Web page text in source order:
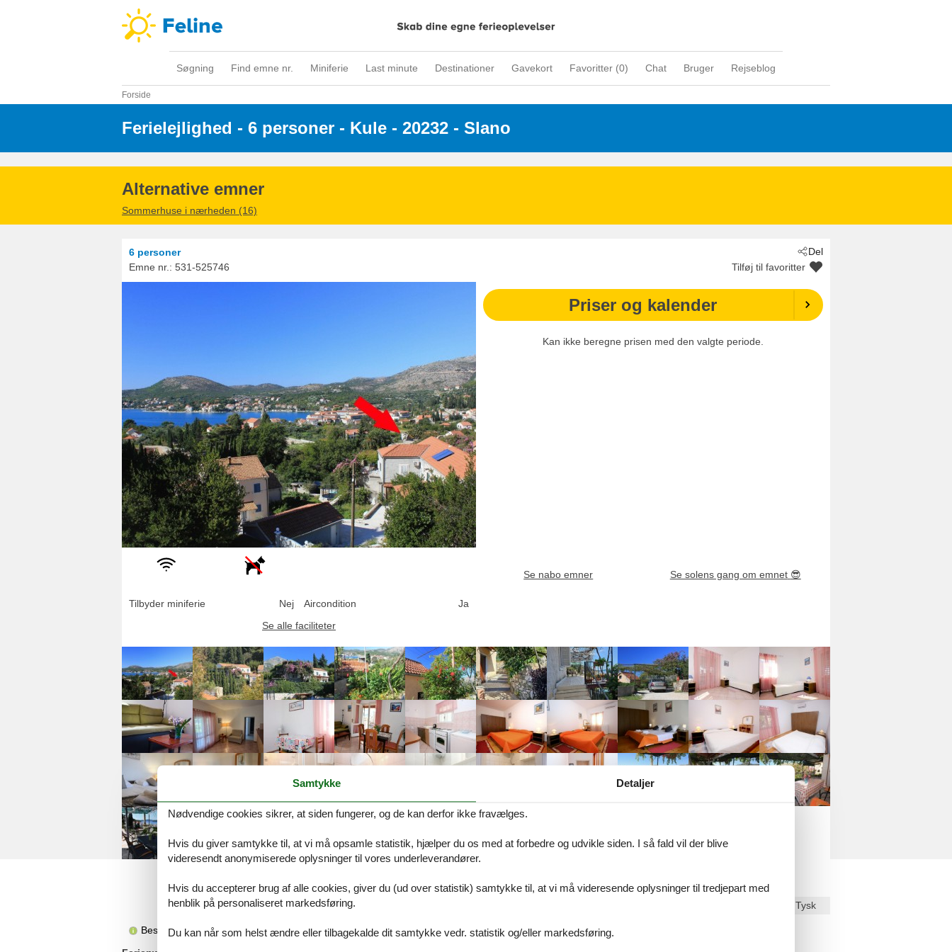
Søgning Find emne nr. Miniferie Last minute Destinationer Gavekort Favoritter (0) Chat Bruger Rejseblog
Forside
Ferielejlighed - 6 personer - Kule - 20232 - Slano
Alternative emner
Sommerhuse i nærheden (16)
Del
6 personer
Emne nr.: 531-525746 Tilføj til favoritter
Priser og kalender
Kan ikke beregne prisen med den valgte periode.
Tilbyder miniferie Nej Aircondition
Ja
Se alle faciliteter
Se nabo emner Se solens gang om emnet 😎
Beskrivelse
Tysk
Beskrivelsen foreligger desværre ikke på Dansk. Se teksten på Tysk nedenfor, eller se den maskinoversatte tekst på
Samtykke Detaljer
Nødvendige cookies sikrer, at siden fungerer, og de kan derfor ikke fravælges.
Hvis du giver samtykke til, at vi må opsamle statistik, hjælper du os med at forbedre og udvikle siden. I så fald vil der blive
videresendt anonymiserede oplysninger til vores underleverandører.
Hvis du accepterer brug af alle cookies, giver du (ud over statistik) samtykke til, at vi må videresende oplysninger til tredjepart med
henblik på personaliseret markedsføring.
Du kan når som helst ændre eller tilbagekalde dit samtykke vedr. statistik og/eller markedsføring.